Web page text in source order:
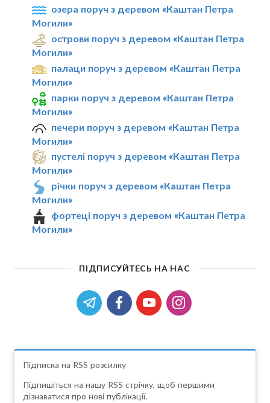
озера поруч з деревом «Каштан Петра
Могили»
острови поруч з деревом «Каштан Петра
Могили»
палаци поруч з деревом «Каштан Петра
Могили»
парки поруч з деревом «Каштан Петра
Могили»
печери поруч з деревом «Каштан Петра
Могили»
пустелі поруч з деревом «Каштан Петра
Могили»
річки поруч з деревом «Каштан Петра
Могили»
фортеці поруч з деревом «Каштан Петра
Могили»
ПІДПИСУЙТЕСЬ НА НАС
Підписка на RSS розсилку
Підпишіться на нашу RSS стрічку, щоб першими
дізнаватися про нові публікації.